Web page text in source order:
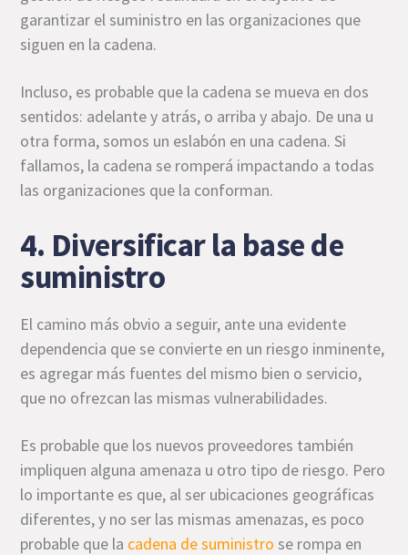
garantizar el suministro en las organizaciones que
siguen en la cadena.
Incluso, es probable que la cadena se mueva en dos
sentidos: adelante y atrás, o arriba y abajo. De una u
otra forma, somos un eslabón en una cadena. Si
fallamos, la cadena se romperá impactando a todas
las organizaciones que la conforman.
4. Diversificar la base de
suministro
El camino más obvio a seguir, ante una evidente
dependencia que se convierte en un riesgo inminente,
es agregar más fuentes del mismo bien o servicio,
que no ofrezcan las mismas vulnerabilidades.
Es probable que los nuevos proveedores también
impliquen alguna amenaza u otro tipo de riesgo. Pero
lo importante es que, al ser ubicaciones geográficas
diferentes, y no ser las mismas amenazas, es poco
probable que la cadena de suministro se rompa en